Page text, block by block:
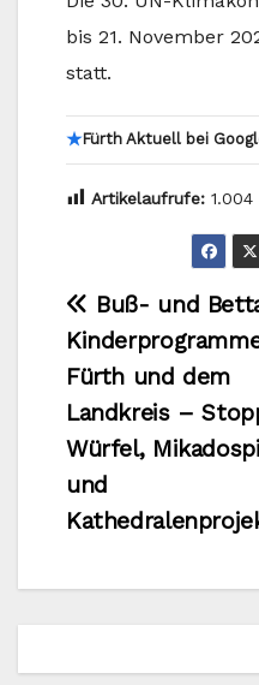
bis 21. November
statt.
★Fürth Aktuell bei
Artikelaufrufe: 1.004
Buß- und
Fürth und dem
Landkreis –
Würfel,
und